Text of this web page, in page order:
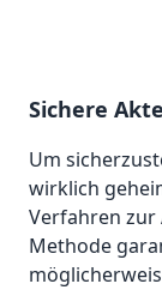
Sichere
Um
wirklich
Verfahren zur
Methode